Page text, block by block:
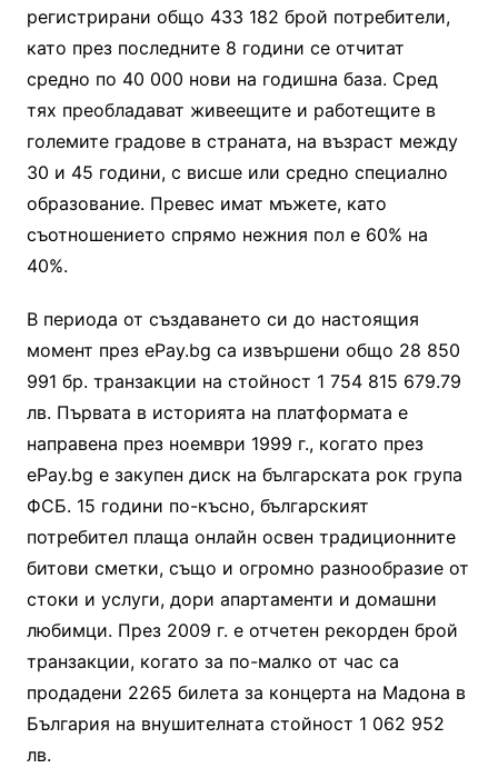
регистрирани общо 433 182 брой потребители,
като през последните 8 години се отчитат
средно по 40 000 нови на годишна база. Сред
тях преобладават живеещите и работещите в
големите градове в страната, на възраст между
30 и 45 години, с висше или средно специално
образование. Превес имат мъжете, като
съотношението спрямо нежния пол е 60% на
40%.
В периода от създаването си до настоящия
момент през еPay.bg са извършени общо 28 850
991 бр. транзакции на стойност 1 754 815 679.79
лв. Първата в историята на платформата е
направена през ноември 1999 г., когато през
ePay.bg е закупен диск на българската рок група
ФСБ. 15 години по-късно, българският
потребител плаща онлайн освен традиционните
битови сметки, също и огромно разнообразие от
стоки и услуги, дори апартаменти и домашни
любимци. През 2009 г. е отчетен рекорден брой
транзакции, когато за по-малко от час са
продадени 2265 билета за концерта на Мадона в
България на внушителната стойност 1 062 952
лв.